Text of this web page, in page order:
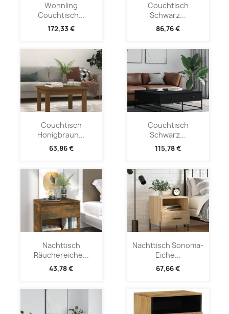
Wohnling
Couchtisch...
172,33 €
Couchtisch
Schwarz...
86,76 €
Couchtisch
Honigbraun...
63,86 €
Couchtisch
Schwarz...
115,78 €
Nachttisch
Räuchereiche...
43,78 €
Nachttisch Sonoma-
Eiche...
67,66 €